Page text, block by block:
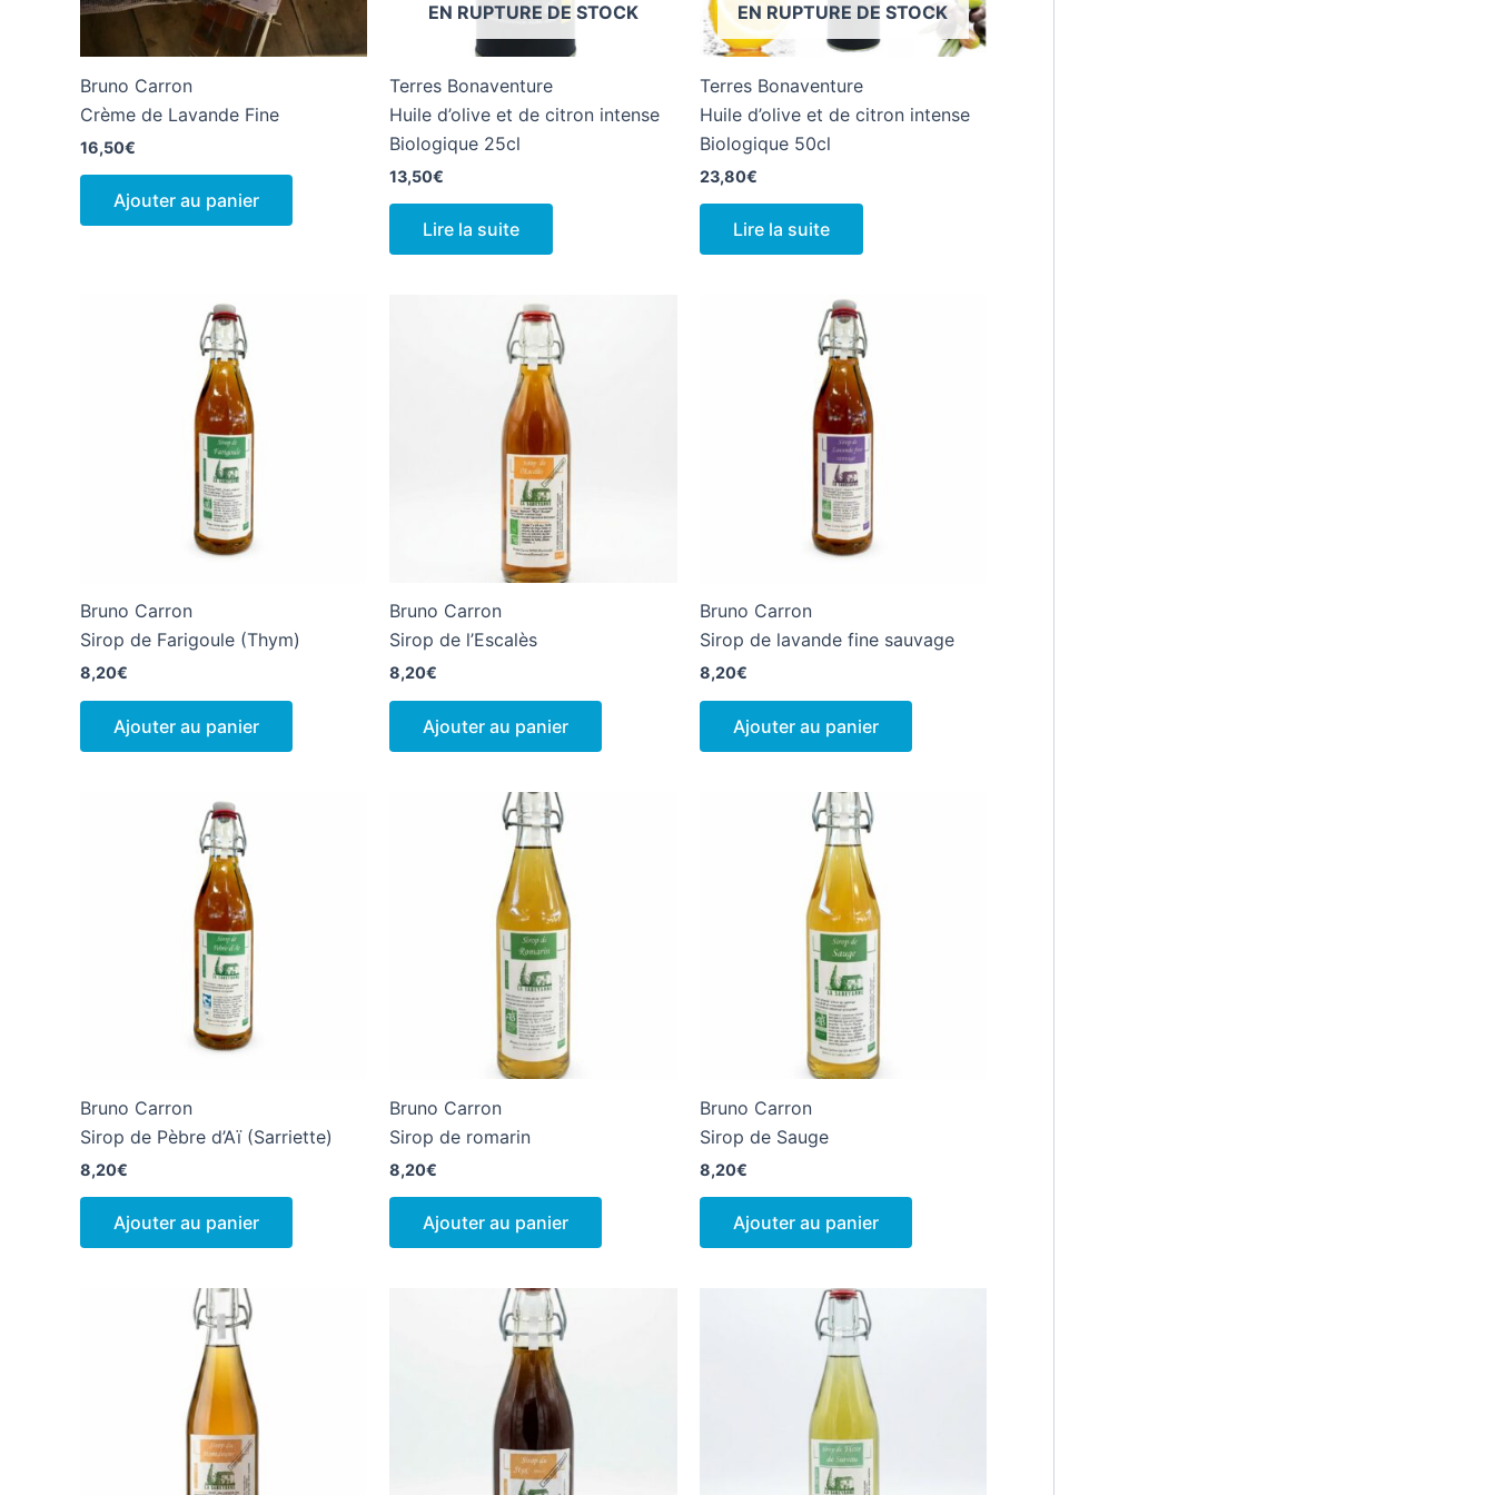
Bruno Carron
Crème de Lavande Fine
16,50€
Ajouter au panier
EN RUPTURE DE STOCK
Terres Bonaventure
Huile d’olive et de citron intense
Biologique 25cl
13,50€
Lire la suite
EN RUPTURE DE STOCK
Terres Bonaventure
Huile d’olive et de citron intense
Biologique 50cl
23,80€
Lire la suite
Bruno Carron
Sirop de Farigoule (Thym)
8,20€
Ajouter au panier
Bruno Carron
Sirop de l’Escalès
8,20€
Ajouter au panier
Bruno Carron
Sirop de lavande fine sauvage
8,20€
Ajouter au panier
Bruno Carron
Sirop de Pèbre d’Aï (Sarriette)
8,20€
Ajouter au panier
Bruno Carron
Sirop de romarin
8,20€
Ajouter au panier
Bruno Carron
Sirop de Sauge
8,20€
Ajouter au panier